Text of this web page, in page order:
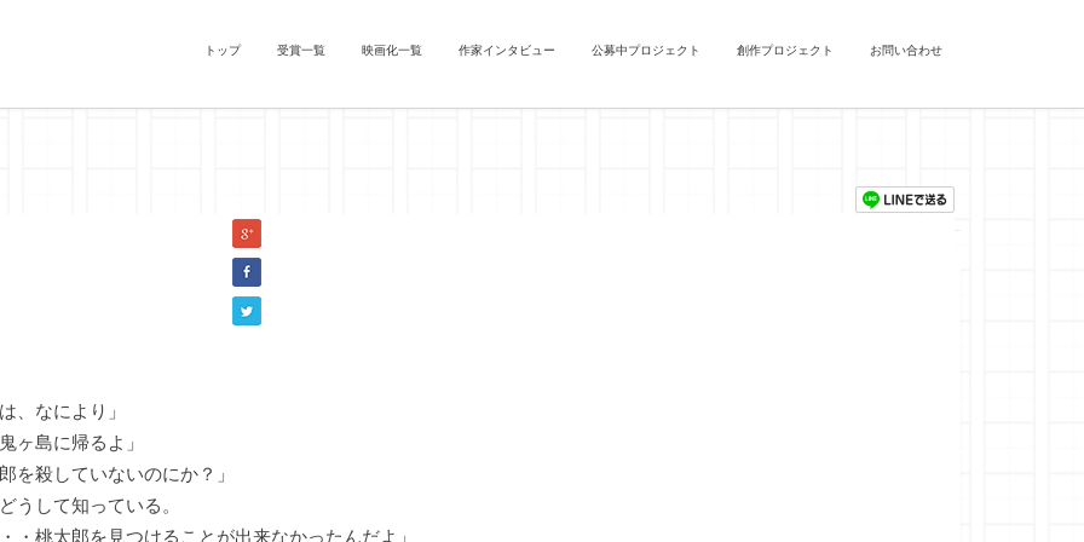
トップ 受賞一覧 映画化一覧 作家インタビュー 公募中プロジェクト 創作プロジェクト お問い合わせ
りの角隠し』メガロマニア(『桃太郎』)
、なにより」
ヶ島に帰るよ」
を殺していないのにか？」
うして知っている。
・桃太郎を見つけることが出来なかったんだよ」